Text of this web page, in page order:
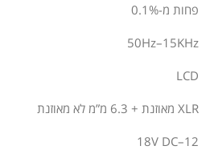
פחות מ-0.1%
50Hz–15KHz
LCD
XLR מאוזנת + 6.3 מ”מ לא מאוזנת
12–18V DC